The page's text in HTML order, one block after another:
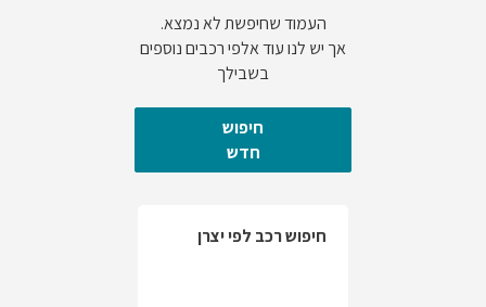
העמוד שחיפשת לא נמצא.
אך יש לנו עוד אלפי רכבים נוספים
בשבילך
חיפוש
חדש
חיפוש רכב לפי יצרן